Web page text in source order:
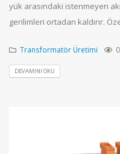
yük arasındaki istenmeyen
gerilimleri ortadan kaldırır.
Transformatör Üretimi 0
DEVAMINI OKU